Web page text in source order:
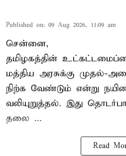
Published on: 09 Aug 2026, 11:09 am
சென்னை,
தமிழகத்தின்
மத்திய அரசுக்கு முதல்-
நிற்க வேண்டும் என்று
வலியுறுத்தல். இது
தலை ...
Read